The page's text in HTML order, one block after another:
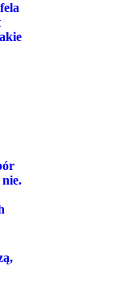
nie.